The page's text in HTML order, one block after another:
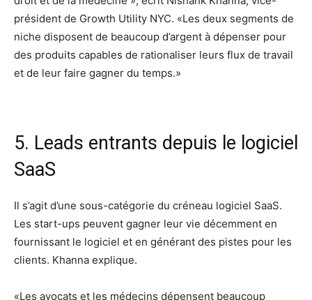
président de Growth Utility NYC. «Les deux segments de
niche disposent de beaucoup d’argent à dépenser pour
des produits capables de rationaliser leurs flux de travail
et de leur faire gagner du temps.»
5. Leads entrants depuis le logiciel
SaaS
Il s’agit d’une sous-catégorie du créneau logiciel SaaS.
Les start-ups peuvent gagner leur vie décemment en
fournissant le logiciel et en générant des pistes pour les
clients. Khanna explique.
«Les avocats et les médecins dépensent beaucoup